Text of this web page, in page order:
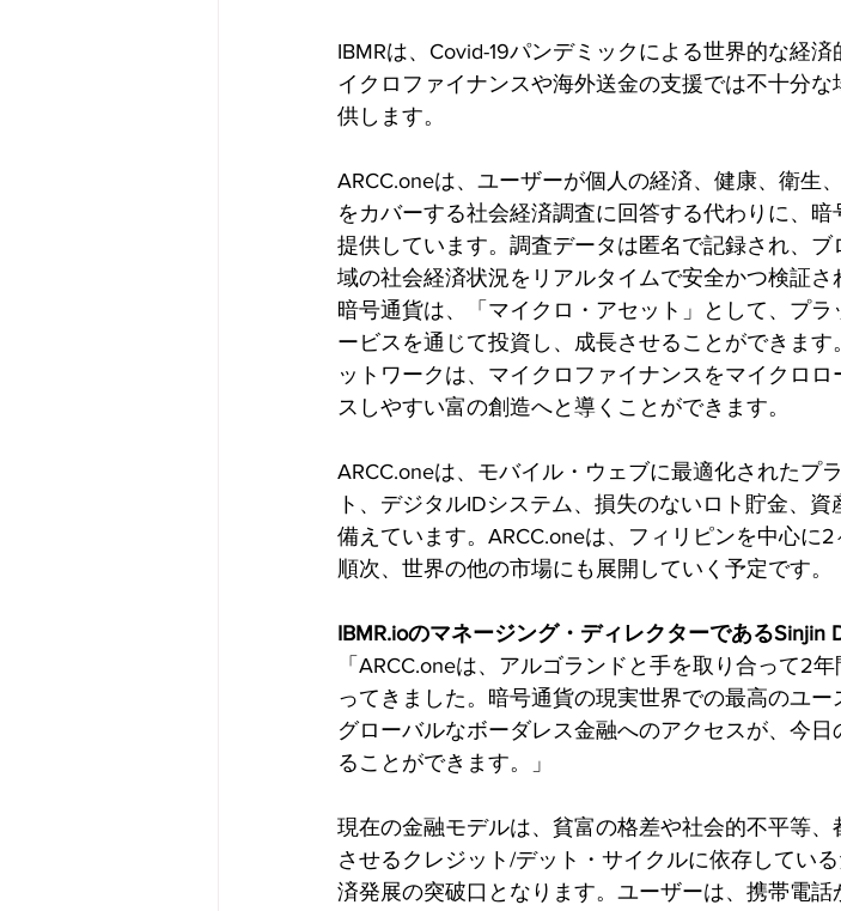
IBMRは、Covid-19パンデミックによる世界的な経
イクロファイナンスや海外送金の支援では不十分
供します。
ARCC.oneは、ユーザーが個人の経済、健康、衛生
をカバーする社会経済調査に回答する代わりに、
提供しています。調査データは匿名で記録され、
域の社会経済状況をリアルタイムで安全かつ検証
暗号通貨は、「マイクロ・アセット」として、プ
ービスを通じて投資し、成長させることができま
ットワークは、マイクロファイナンスをマイクロ
スしやすい富の創造へと導くことができます。
ARCC.oneは、モバイル・ウェブに最適化されたプ
ト、デジタルIDシステム、損失のないロト貯金、
備えています。ARCC.oneは、フィリピンを中心に
順次、世界の他の市場にも展開していく予定です。
IBMR.ioのマネージング・ディレクターであるSinjin
「ARCC.oneは、アルゴランドと手を取り合って2
ってきました。暗号通貨の現実世界での最高のユー
グローバルなボーダレス金融へのアクセスが、今
ることができます。」
現在の金融モデルは、貧富の格差や社会的不平等
させるクレジット/デット・サイクルに依存してい
済発展の突破口となります。ユーザーは、携帯電